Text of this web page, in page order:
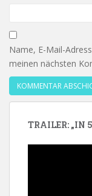
Name, E-Mail-
meinen nächsten
TRAILER: „IN